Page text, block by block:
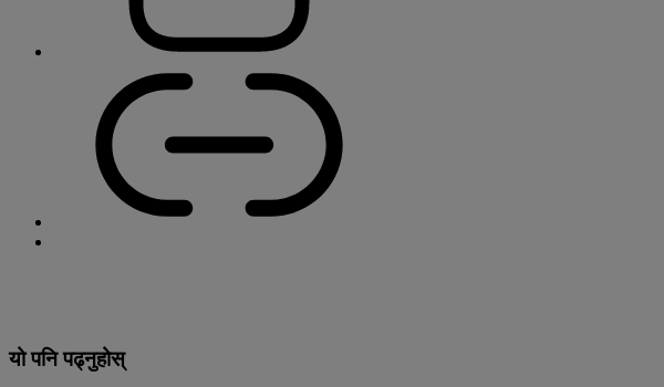
यो पनि पढ्नुहोस्